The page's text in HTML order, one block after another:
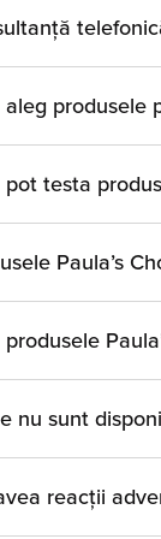
aleg produsele
pot testa
Paula’s
nu sunt
reacții